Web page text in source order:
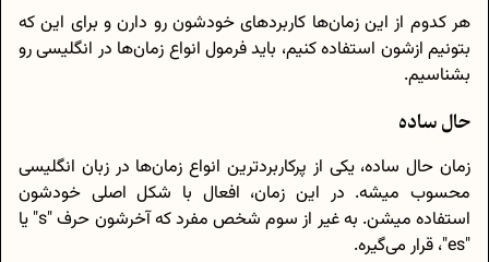
هر کدوم از این زمان‌ها کاربردهای خودشون رو دارن و برای این که
بتونیم ازشون استفاده کنیم، باید فرمول انواع زمان‌ها در انگلیسی رو
بشناسیم.
حال ساده
زمان حال ساده، یکی از پرکاربردترین انواع زمان‌ها در زبان انگلیسی
محسوب میشه. در این زمان، افعال با شکل اصلی خودشون
استفاده میشن. به غیر از سوم شخص مفرد که آخرشون حرف "s" یا
"es"، قرار می‌گیره.